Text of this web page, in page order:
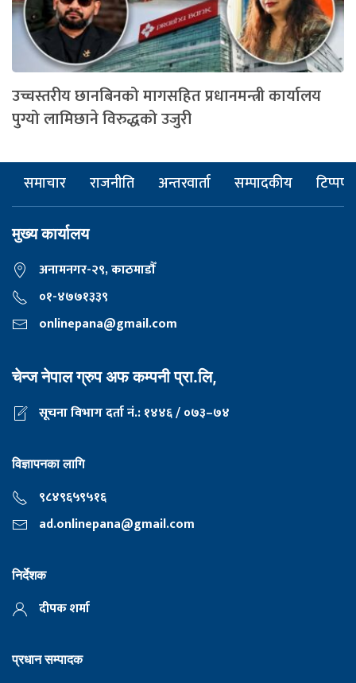
उच्चस्तरीय छानबिनको मागसहित प्रधानमन्त्री कार्यालय
पुग्यो लामिछाने विरुद्धको उजुरी
समाचार राजनीति अन्तरवार्ता सम्पादकीय टिप्पणी
मुख्य कार्यालय
अनामनगर-२९, काठमाडाैँ
०१-४७७१३३९
onlinepana@gmail.com
चेन्ज नेपाल ग्रुप अफ कम्पनी प्रा.लि,
सूचना विभाग दर्ता नं.: १४४६ / ०७३–७४
विज्ञापनका लागि
९८४९६५९५१६
ad.onlinepana@gmail.com
निर्देशक
दीपक शर्मा
प्रधान सम्पादक